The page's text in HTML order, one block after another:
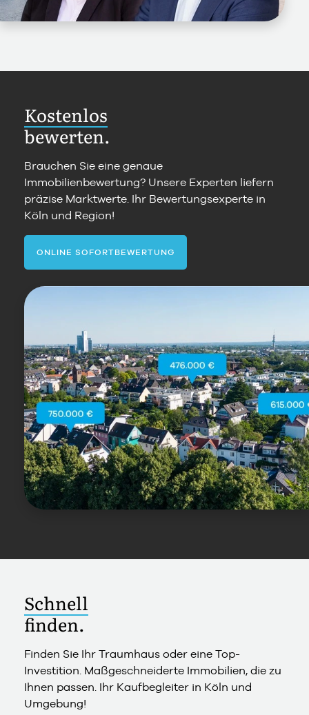
Kostenlos
bewerten.
Brauchen Sie eine genaue
Immobilienbewertung? Unsere Experten liefern
präzise Marktwerte. Ihr Bewertungsexperte in
Köln und Region!
ONLINE SOFORTBEWERTUNG
Schnell
finden.
Finden Sie Ihr Traumhaus oder eine Top-
Investition. Maßgeschneiderte Immobilien, die zu
Ihnen passen. Ihr Kaufbegleiter in Köln und
Umgebung!